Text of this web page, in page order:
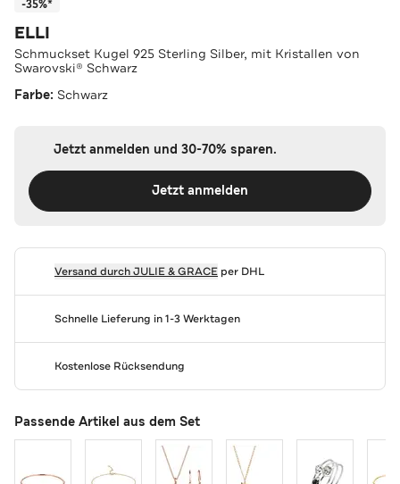
-35%*
ELLI
Schmuckset Kugel 925 Sterling Silber, mit Kristallen von
Swarovski® Schwarz
Farbe: Schwarz
Jetzt anmelden und 30-70% sparen.
Jetzt anmelden
Versand durchJULIE & GRACEper DHL
Schnelle Lieferung in 1-3 Werktagen
Kostenlose Rücksendung
Passende Artikel aus dem Set